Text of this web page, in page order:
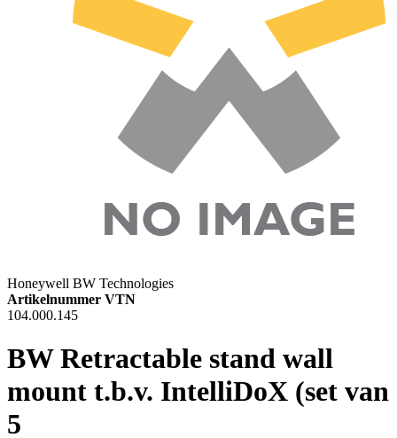
Honeywell BW Technologies
Artikelnummer VTN
104.000.145
BW Retractable stand wall
mount t.b.v. IntelliDoX (set van
5